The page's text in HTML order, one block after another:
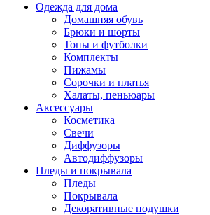
Одежда для дома
Домашняя обувь
Брюки и шорты
Топы и футболки
Комплекты
Пижамы
Сорочки и платья
Халаты, пеньюары
Аксессуары
Косметика
Свечи
Диффузоры
Автодиффузоры
Пледы и покрывала
Пледы
Покрывала
Декоративные подушки